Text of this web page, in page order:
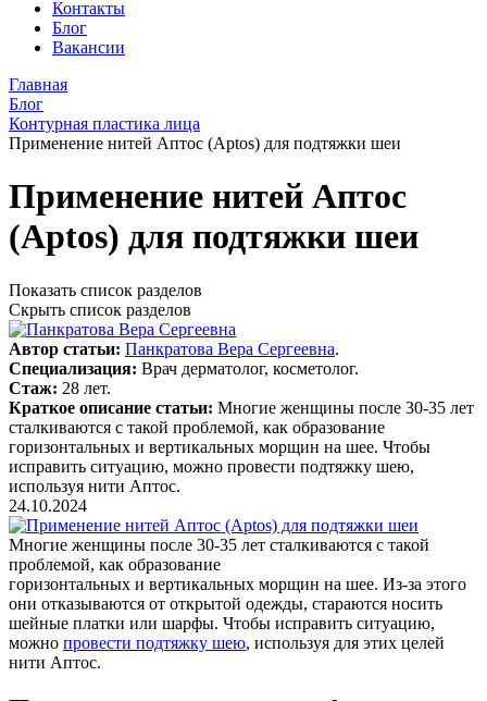
Контакты
Блог
Вакансии
Главная
Блог
Контурная пластика лица
Применение нитей Аптос (Aptos) для подтяжки шеи
Применение нитей Аптос
(Aptos) для подтяжки шеи
Показать список разделов
Скрыть список разделов
Автор статьи: Панкратова Вера Сергеевна.
Специализация: Врач дерматолог, косметолог.
Стаж: 28 лет.
Краткое описание статьи: Многие женщины после 30-35 лет
сталкиваются с такой проблемой, как образование
горизонтальных и вертикальных морщин на шее. Чтобы
исправить ситуацию, можно провести подтяжку шею,
используя нити Аптос.
24.10.2024
Многие женщины после 30-35 лет сталкиваются с такой
проблемой, как образование
горизонтальных и вертикальных морщин на шее. Из-за этого
они отказываются от открытой одежды, стараются носить
шейные платки или шарфы. Чтобы исправить ситуацию,
можно провести подтяжку шею, используя для этих целей
нити Аптос.